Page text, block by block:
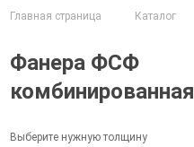
Главная страница Каталог
Фанера ФСФ
комбинированная
Выберите нужную толщину